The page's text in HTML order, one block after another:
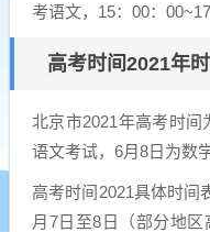
考语文，15：00：
高考时间2021年
北京市2021年高考时间
语文考试，6月8日为数
高考时间2021具体时间
月7日至8日（部分地